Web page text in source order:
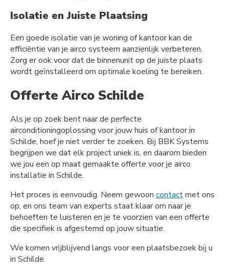
Isolatie en Juiste Plaatsing
Een goede isolatie van je woning of kantoor kan de
efficiëntie van je airco systeem aanzienlijk verbeteren.
Zorg er ook voor dat de binnenunit op de juiste plaats
wordt geïnstalleerd om optimale koeling te bereiken.
Offerte Airco Schilde
Als je op zoek bent naar de perfecte
airconditioningoplossing voor jouw huis of kantoor in
Schilde, hoef je niet verder te zoeken. Bij BBK Systems
begrijpen we dat elk project uniek is, en daarom bieden
we jou een op maat gemaakte offerte voor je airco
installatie in Schilde.
Het proces is eenvoudig. Neem gewoon contactmet ons
op, en ons team van experts staat klaar om naar je
behoeften te luisteren en je te voorzien van een offerte
die specifiek is afgestemd op jouw situatie.
We komen vrijblijvend langs voor een plaatsbezoek bij u
in Schilde.